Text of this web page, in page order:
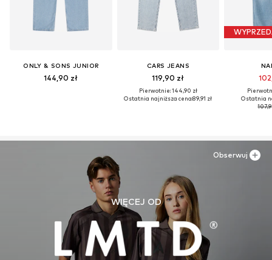
ONLY & SONS JUNIOR
144,90 zł
CARS JEANS
119,90 zł
Pierwotnie: 144,90 zł
Ostatnia najniższa cena:89,91 zł
Ostatnia
WIĘCEJ OD
Obserwuj